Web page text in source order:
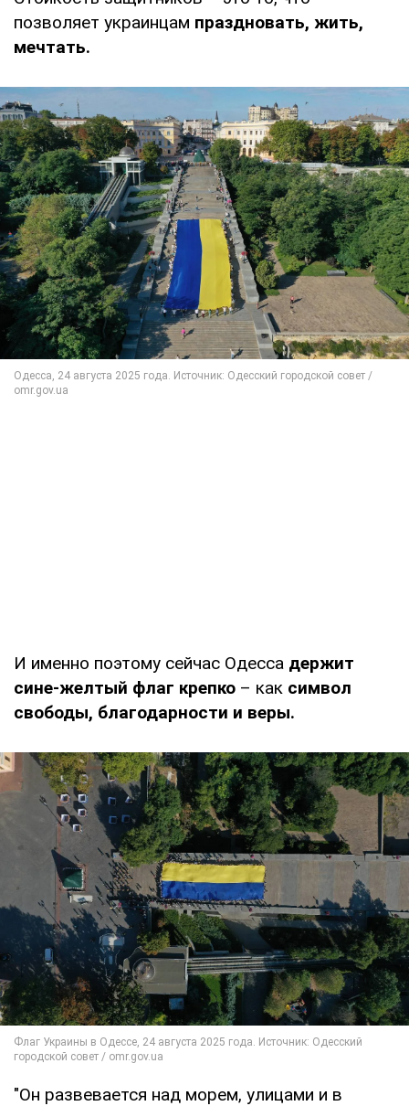
позволяет украинцам праздновать, жить,
мечтать.
И именно поэтому сейчас Одесса держит
сине-желтый флаг крепко – как символ
свободы, благодарности и веры.
"Он развевается над морем, улицами и в